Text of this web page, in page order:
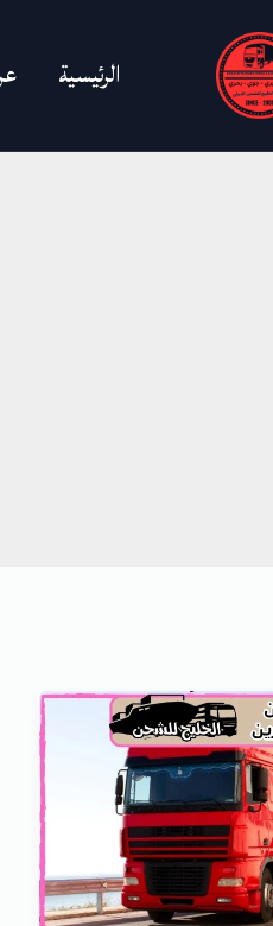
الرئيسية